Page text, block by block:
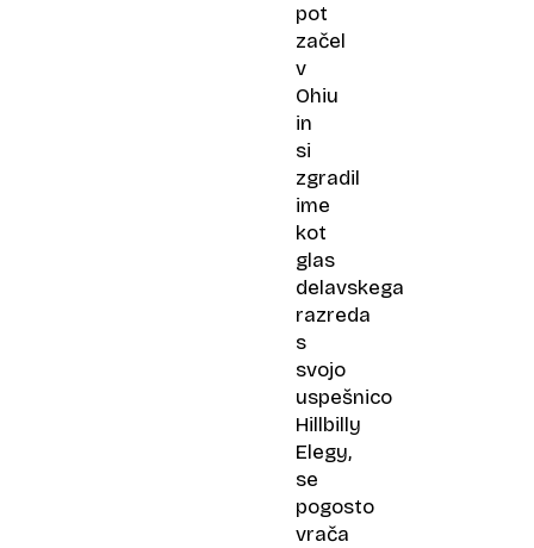
pot
začel
v
Ohiu
in
si
zgradil
ime
kot
glas
delavskega
razreda
s
svojo
uspešnico
Hillbilly
Elegy,
se
pogosto
vrača